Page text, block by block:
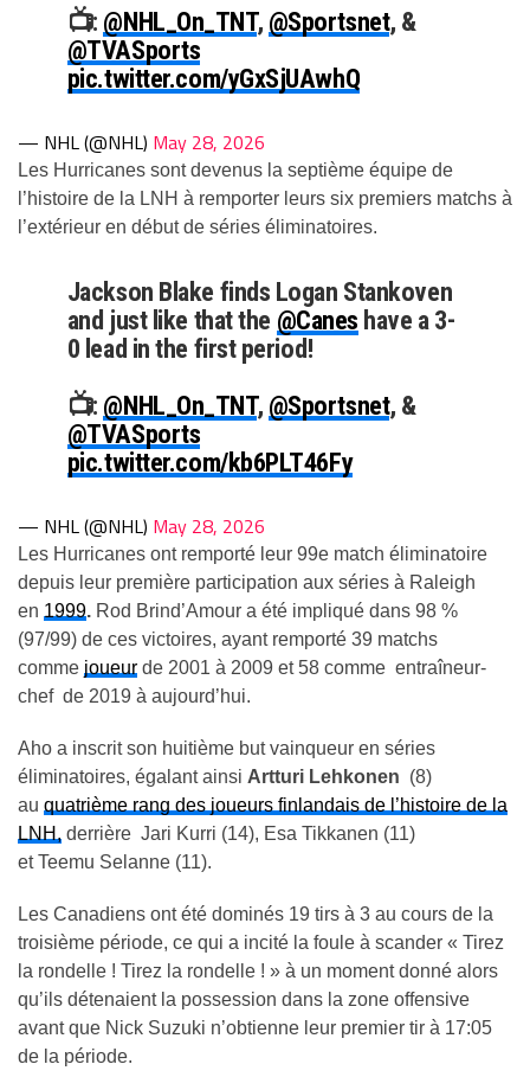
📺: @NHL_On_TNT, @Sportsnet, &
@TVASports
pic.twitter.com/yGxSjUAwhQ
— NHL (@NHL) May 28, 2026
Les Hurricanes sont devenus la septième équipe de
l’histoire de la LNH à remporter leurs six premiers matchs à
l’extérieur en début de séries éliminatoires.
Jackson Blake finds Logan Stankoven
and just like that the @Canes have a 3-
0 lead in the first period!
📺: @NHL_On_TNT, @Sportsnet, &
@TVASports
pic.twitter.com/kb6PLT46Fy
— NHL (@NHL) May 28, 2026
Les Hurricanes ont remporté leur 99e match éliminatoire
depuis leur première participation aux séries à Raleigh
en 1999. Rod Brind’Amour a été impliqué dans 98 %
(97/99) de ces victoires, ayant remporté 39 matchs
comme joueur de 2001 à 2009 et 58 comme entraîneur-
chef de 2019 à aujourd’hui.
Aho a inscrit son huitième but vainqueur en séries
éliminatoires, égalant ainsi Artturi Lehkonen (8)
au quatrième rang des joueurs finlandais de l’histoire de la
LNH, derrière Jari Kurri (14), Esa Tikkanen (11)
et Teemu Selanne (11).
Les Canadiens ont été dominés 19 tirs à 3 au cours de la
troisième période, ce qui a incité la foule à scander « Tirez
la rondelle ! Tirez la rondelle ! » à un moment donné alors
qu’ils détenaient la possession dans la zone offensive
avant que Nick Suzuki n’obtienne leur premier tir à 17:05
de la période.